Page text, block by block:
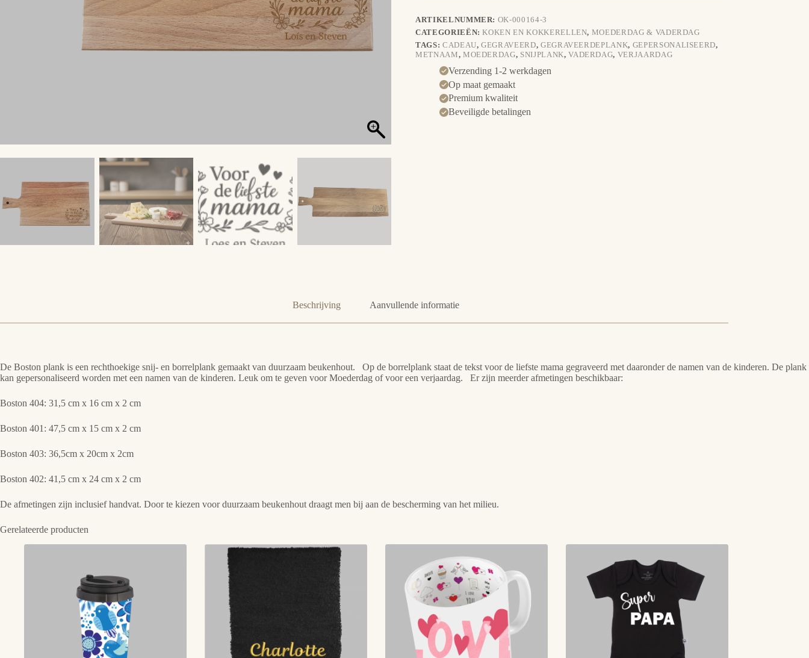
aantal
ARTIKELNUMMER: OK-000164-3
CATEGORIEËN:KOKEN EN KOKKERELLEN, MOEDERDAG & VADERDAG
TAGS: CADEAU,GEGRAVEERD, GEGRAVEERDEPLANK, GEPERSONALISEERD,
METNAAM, MOEDERDAG, SNIJPLANK,VADERDAG, VERJAARDAG
Verzending 1-2 werkdagen
Op maat gemaakt
Premium kwaliteit
Beveiligde betalingen
Beschrijving Aanvullende informatie
De Boston plank is een rechthoekige snij- en borrelplank gemaakt van duurzaam beukenhout. Op de borrelplank staat de tekst voor de liefste mama gegraveerd met daaronder de namen van de kinderen. De plank
kan gepersonaliseerd worden met een namen van de kinderen. Leuk om te geven voor Moederdag of voor een verjaardag. Er zijn meerder afmetingen beschikbaar:
Boston 404: 31,5 cm x 16 cm x 2 cm
Boston 401: 47,5 cm x 15 cm x 2 cm
Boston 403: 36,5cm x 20cm x 2cm
Boston 402: 41,5 cm x 24 cm x 2 cm
De afmetingen zijn inclusief handvat. Door te kiezen voor duurzaam beukenhout draagt men bij aan de bescherming van het milieu.
Gerelateerde producten